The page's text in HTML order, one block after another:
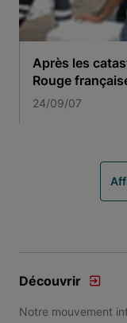
Après les
Rouge
24/09/07
Découvrir
Notre mouvement